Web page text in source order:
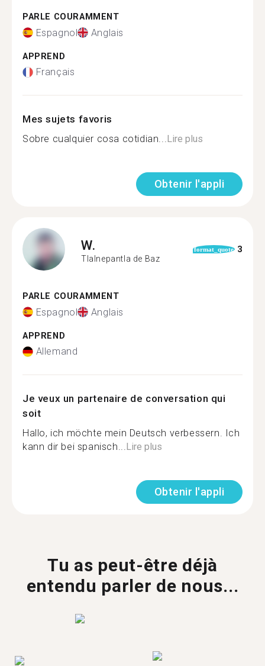
PARLE COURAMMENT
Espagnol Anglais
APPREND
Français
Mes sujets favoris
Sobre cualquier cosa cotidian...Lire plus
Obtenir l'appli
W.
Tlalnepantla de Baz
format_quote 3
PARLE COURAMMENT
Espagnol Anglais
APPREND
Allemand
Je veux un partenaire de conversation qui
soit
Hallo, ich möchte mein Deutsch verbessern. Ich
kann dir bei spanisch...Lire plus
Obtenir l'appli
Tu as peut-être déjà
entendu parler de nous...